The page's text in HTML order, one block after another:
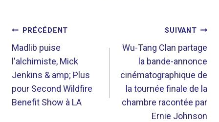
NAVIGATION
DE
L’ARTICLE
PRÉCÉDENT
Madlib puise
l'alchimiste, Mick
Jenkins & amp; Plus
pour Second Wildfire
Benefit Show à LA
SUIVANT
Wu-Tang Clan partage
la bande-annonce
cinématographique de
la tournée finale de la
chambre racontée par
Ernie Johnson